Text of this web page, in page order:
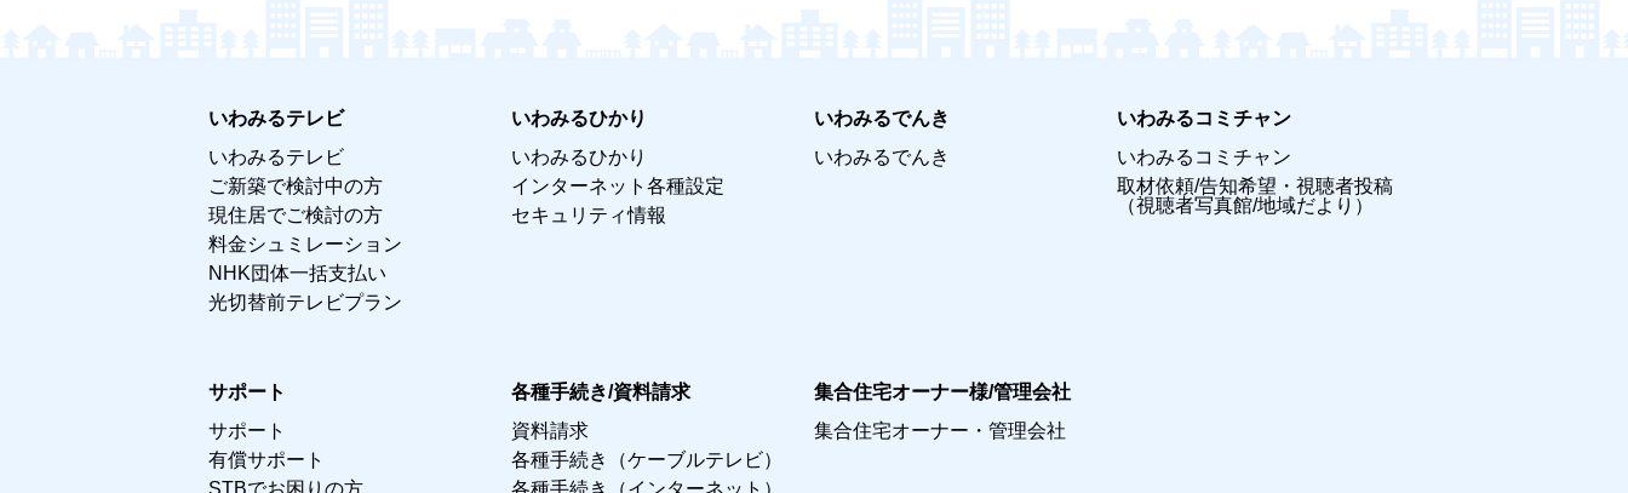
いわみるテレビ
いわみるテレビ
ご新築で検討中の方
現住居でご検討の方
料金シュミレーション
NHK団体一括支払い
光切替前テレビプラン
いわみるひかり
いわみるひかり
インターネット各種設定
セキュリティ情報
いわみるでんき
いわみるでんき
いわみるコミチャン
いわみるコミチャン
取材依頼/告知希望・視聴者投稿
（視聴者写真館/地域だより）
サポート
サポート
有償サポート
STBでお困りの方
各種手続き/資料請求
資料請求
各種手続き（ケーブルテレビ）
各種手続き（インターネット）
集合住宅オーナー様/管理会社
集合住宅オーナー・管理会社